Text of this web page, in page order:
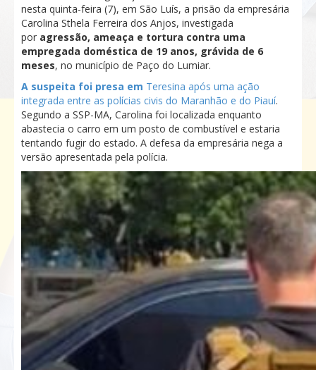
nesta quinta-feira (7), em São Luís, a prisão da empresária
Carolina Sthela Ferreira dos Anjos, investigada
por agressão, ameaça e tortura contra uma
empregada doméstica de 19 anos, grávida de 6
meses, no município de Paço do Lumiar.
A suspeita foi presa em Teresina após uma ação
integrada entre as polícias civis do Maranhão e do Piauí.
Segundo a SSP-MA, Carolina foi localizada enquanto
abastecia o carro em um posto de combustível e estaria
tentando fugir do estado. A defesa da empresária nega a
versão apresentada pela polícia.